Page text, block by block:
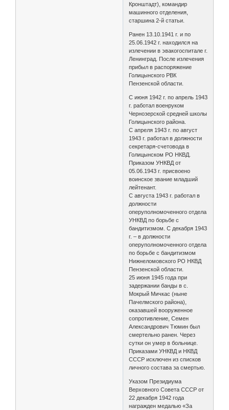
Кронштадт), командир
машинного отделения,
старшина 2-й статьи.
Ранен 13.10.1941 г. и по
25.06.1942 г. находился на
излечении в эвакогоспитале г.
Ленинград. После излечения
прибыл в распоряжение
Голицынского РВК
Пензенской области.
С июня 1942 г. по апрель 1943
г. работал военруком
Чернозерской средней школы
Голицынского района.
С апреля 1943 г. по август
1943 г. работал в должности
секретаря-счетовода в
Голицынском РО НКВД.
Приказом УНКВД от
05.06.1943 г. присвоено
воинское звание младший
лейтенант.
С августа 1943 г. работал в
должности
оперуполномоченного отдела
УНКВД по борьбе с
бандитизмом. С декабря 1943
г. – в должности
оперуполномоченного отдела
по борьбе с бандитизмом
Нижнеломовского РО НКВД
Пензенской области.
25 июня 1945 года при
задержании банды в с.
Мокрый Мичкас (ныне
Пачелмского района),
оказавшей вооруженное
сопротивление, Семен
Александрович Тюмин был
смертельно ранен. Через
сутки он умер в больнице.
Приказами УНКВД и НКВД
СССР исключен из списков
личного состава за смертью.
Указом Президиума
Верховного Совета СССР от
22 декабря 1942 года
награжден медалью «За